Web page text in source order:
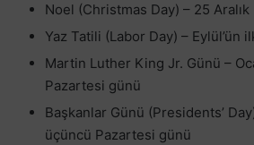
Noel (Christmas Day) – 25 Aralık
Yaz Tatili (Labor Day) – Eylül’ün
Martin Luther King Jr. Günü –
Pazartesi günü
Başkanlar Günü (Presidents’
üçüncü Pazartesi günü